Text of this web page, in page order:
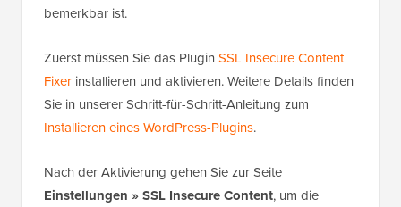
bemerkbar ist.
Zuerst müssen Sie das Plugin SSL Insecure Content
Fixer installieren und aktivieren. Weitere Details finden
Sie in unserer Schritt-für-Schritt-Anleitung zum
Installieren eines WordPress-Plugins.
Nach der Aktivierung gehen Sie zur Seite
Einstellungen » SSL Insecure Content, um die